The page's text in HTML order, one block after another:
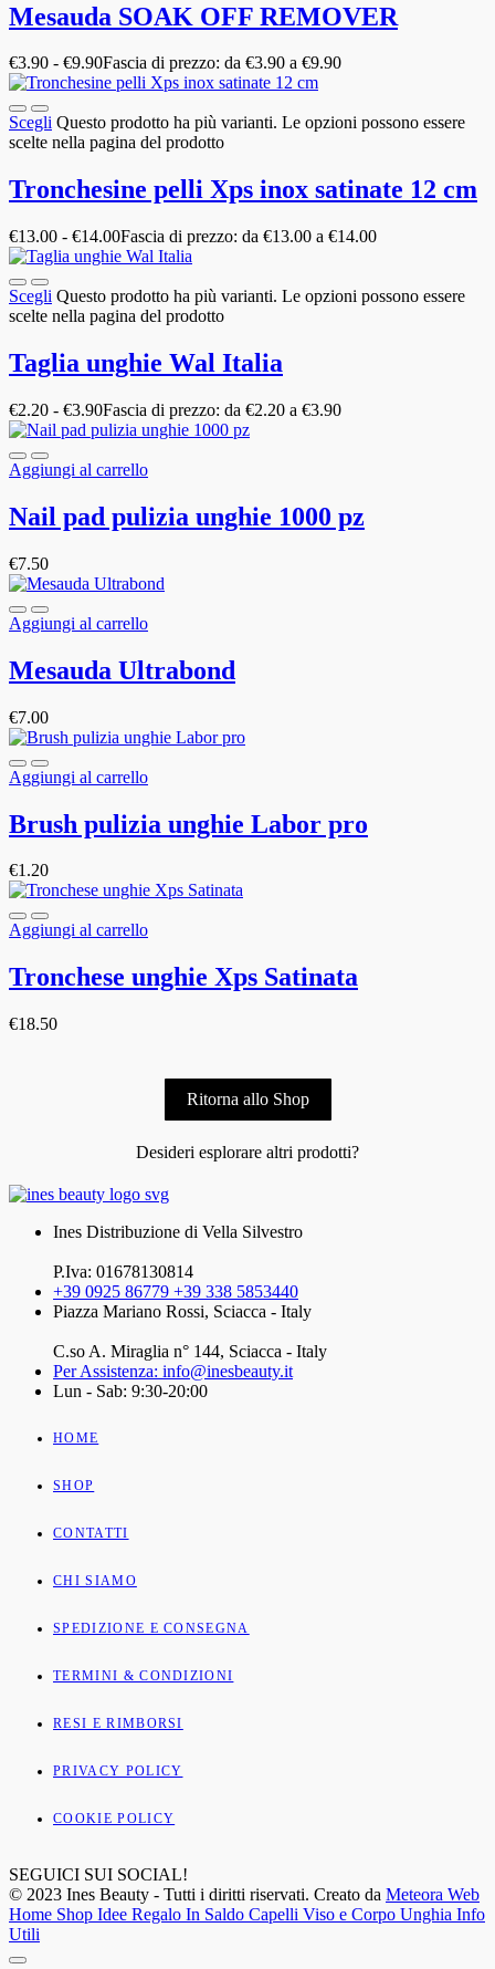
Mesauda SOAK OFF REMOVER
€3.90 - €9.90Fascia di prezzo: da €3.90 a €9.90
Scegli Questo prodotto ha più varianti. Le opzioni possono essere
scelte nella pagina del prodotto
Tronchesine pelli Xps inox satinate 12 cm
€13.00 - €14.00Fascia di prezzo: da €13.00 a €14.00
Scegli Questo prodotto ha più varianti. Le opzioni possono essere
scelte nella pagina del prodotto
Taglia unghie Wal Italia
€2.20 - €3.90Fascia di prezzo: da €2.20 a €3.90
Aggiungi al carrello
Nail pad pulizia unghie 1000 pz
€7.50
Aggiungi al carrello
Mesauda Ultrabond
€7.00
Aggiungi al carrello
Brush pulizia unghie Labor pro
€1.20
Aggiungi al carrello
Tronchese unghie Xps Satinata
€18.50
Ritorna allo Shop
Desideri esplorare altri prodotti?
Ines Distribuzione di Vella Silvestro
P.Iva: 01678130814
+39 0925 86779 +39 338 5853440
Piazza Mariano Rossi, Sciacca - Italy
C.so A. Miraglia n° 144, Sciacca - Italy
Per Assistenza: info@inesbeauty.it
Lun - Sab: 9:30-20:00
HOME
SHOP
CONTATTI
CHI SIAMO
SPEDIZIONE E CONSEGNA
TERMINI & CONDIZIONI
RESI E RIMBORSI
PRIVACY POLICY
COOKIE POLICY
SEGUICI SUI SOCIAL!
© 2023 Ines Beauty - Tutti i diritti riservati. Creato da Meteora Web
Home Shop Idee Regalo In Saldo Capelli Viso e Corpo Unghia Info
Utili